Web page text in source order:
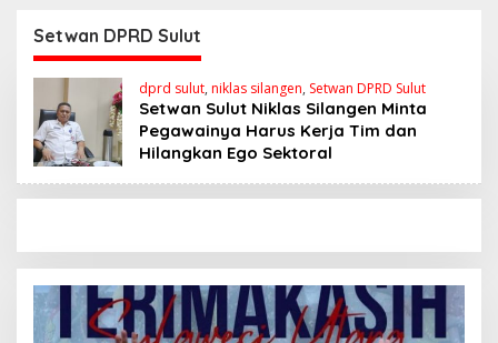
Meninggal Dunia
Setwan DPRD Sulut
dprd sulut, niklas silangen, Setwan DPRD Sulut
Setwan Sulut Niklas Silangen Minta
Pegawainya Harus Kerja Tim dan
Hilangkan Ego Sektoral